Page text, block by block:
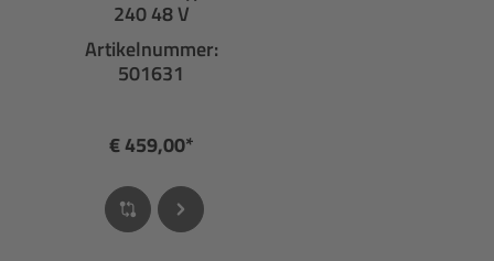
240 48 V
Artikelnummer:
501631
€ 459,00*